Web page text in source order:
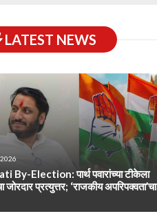
LATEST NEWS
By-Election: पार्थ पवारांच्या टीकेला
जोरदार प्रत्युत्तर; ‘राजकीय अपरिपक्वता’चा